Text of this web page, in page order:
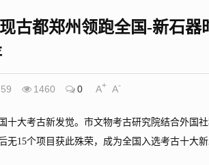
古都郑州领跑全国-新石器
1460 0 A+ A-
大考古新发觉。市文物考古研究院结合外国
无15个项目获此殊荣，成为全国入选考古十大